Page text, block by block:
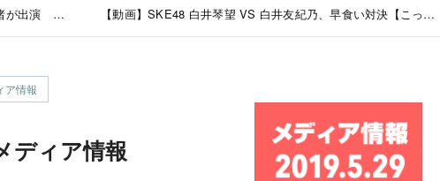
が出演 テ
【動画】SKE48 白井琴望 VS 白井友紀乃、早食い対決【こっちゃ
ア情報
ディア情報